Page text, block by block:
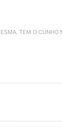
TEM O CUNHO